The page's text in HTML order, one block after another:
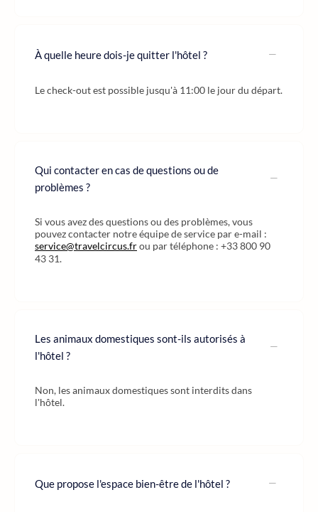
À quelle heure dois-je quitter l'hôtel ?
Le check-out est possible jusqu'à 11:00 le jour du départ.
Qui contacter en cas de questions ou de
problèmes ?
Si vous avez des questions ou des problèmes, vous
pouvez contacter notre équipe de service par e-mail :
service@travelcircus.frou par téléphone : +33 800 90
43 31.
Les animaux domestiques sont-ils autorisés à
l'hôtel ?
Non, les animaux domestiques sont interdits dans
l'hôtel.
Que propose l'espace bien-être de l'hôtel ?